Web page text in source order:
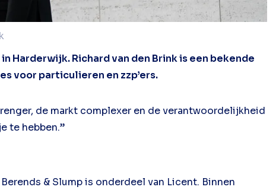
Harderwijk. Richard van den Brink is een bekende
voor particulieren en zzp’ers.
de markt complexer en de verantwoordelijkheid
te hebben.”
& Slump is onderdeel van Licent. Binnen